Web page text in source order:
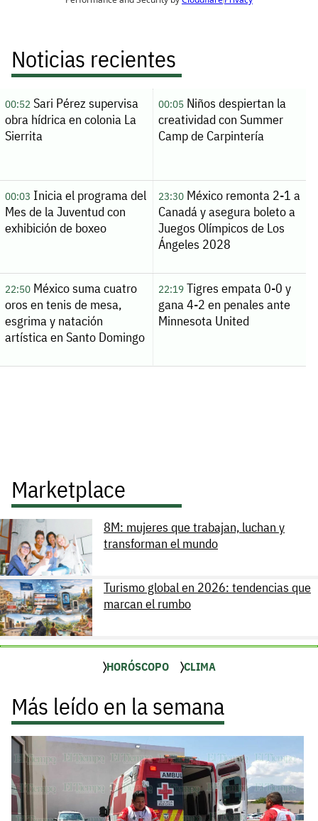
Noticias recientes
00:52 Sari Pérez supervisa
obra hídrica en colonia La
Sierrita
00:05Niños despiertan la
creatividad con Summer
Camp de Carpintería
00:03 Inicia el programa del
Mes de la Juventud con
exhibición de boxeo
23:30México remonta 2-1 a
Canadá y asegura boleto a
Juegos Olímpicos de Los
Ángeles 2028
22:50México suma cuatro
oros en tenis de mesa,
esgrima y natación
artística en Santo Domingo
22:19Tigres empata 0-0 y
gana 4-2 en penales ante
Minnesota United
Marketplace
8M: mujeres que trabajan, luchan y
transforman el mundo
Turismo global en 2026: tendencias que
marcan el rumbo
HORÓSCOPO CLIMA
Más leído en la semana